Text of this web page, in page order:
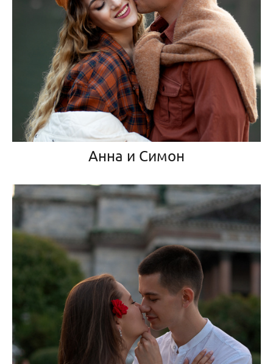
Анна и Симон